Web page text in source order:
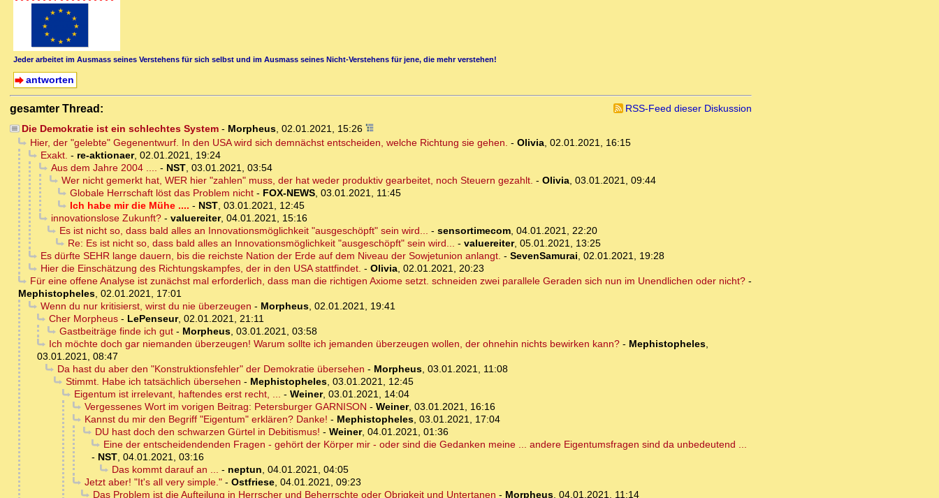
Jeder arbeitet im Ausmass seines Verstehens für sich selbst und im Ausmass seines Nicht-Verstehens für jene, die mehr verstehen!
antworten
gesamter Thread:
RSS-Feed dieser Diskussion
Die Demokratie ist ein schlechtes System- Morpheus, 02.01.2021, 15:26
Hier, der "gelebte" Gegenentwurf. In den USA wird sich demnächst entscheiden, welche Richtung sie gehen. - Olivia, 02.01.2021, 16:15
Exakt. - re-aktionaer, 02.01.2021, 19:24
Aus dem Jahre 2004 ....
- NST, 03.01.2021, 03:54
Wer nicht gemerkt hat, WER hier "zahlen" muss, der hat weder produktiv gearbeitet, noch Steuern gezahlt. - Olivia, 03.01.2021, 09:44
Globale Herrschaft löst das Problem nicht- FOX-NEWS, 03.01.2021, 11:45
Ich habe mir die Mühe .... - NST, 03.01.2021, 12:45
innovationslose Zukunft?- valuereiter, 04.01.2021, 15:16
Es ist nicht so, dass bald alles an Innovationsmöglichkeit "ausgeschöpft" sein wird...
- sensortimecom, 04.01.2021, 22:20
Re: Es ist nicht so, dass bald alles an Innovationsmöglichkeit "ausgeschöpft" sein wird...
- valuereiter, 05.01.2021, 13:25
Es dürfte SEHR lange dauern, bis die reichste Nation der Erde auf dem Niveau der Sowjetunion anlangt. - SevenSamurai 02.01.2021, 19:28
Hier die Einschätzung des Richtungskampfes, der in den USA stattfindet. - Olivia, 02.01.2021, 20:23
Für eine offene Analyse ist zunächst mal erforderlich, dass man die richtigen Axiome setzt. schneiden zwei parallele Geraden sich nun im Unendlichen oder nicht?-
Mephistopheles 02.01.2021, 17:01
Wenn du nur kritisierst, wirst du nie überzeugen - Morpheus, 02.01.2021, 19:41
Cher Morpheus- LePenseur, 02.01.2021, 21:11
Gastbeiträge finde ich gut- Morpheus, 03.01.2021, 03:58
Ich möchte doch gar niemanden überzeugen! Warum sollte ich jemanden überzeugen wollen, der ohnehin nichts bewirken kann?- Mephistopheles,
03.01.2021, 08:47
Da hast du aber den "Konstruktionsfehler" der Demokratie übersehen - Morpheus, 03.01.2021, 11:08
Stimmt. Habe ich tatsächlich übersehen - Mephistopheles, 03.01.2021, 12:45
Eigentum ist irrelevant, haftendes erst recht, ...
- Weiner, 03.01.2021, 14:04
Vergessenes Wort im vorigen Beitrag: Petersburger GARNISON - Weiner, 03.01.2021, 16:16
Kannst du mir den Begriff "Eigentum" erklären? Danke! - Mephistopheles, 03.01.2021, 17:04
DU hast doch den schwarzen Gürtel in Debitismus! - Weiner, 04.01.2021, 01:36
Eine der entscheidendenden Fragen - gehört der Körper mir - oder sind die Gedanken meine ... andere Eigentumsfragen sind da unbedeutend ...
- NST 04.01.2021, 03:16
Das kommt darauf an ...
- neptun 04.01.2021, 04:05
Jetzt aber! "It's all very simple."- Ostfriese, 04.01.2021, 09:23
Das Problem ist die Aufteilung in Herrscher und Beherrschte oder Obrigkeit und Untertanen - Morpheus, 04.01.2021, 11:14